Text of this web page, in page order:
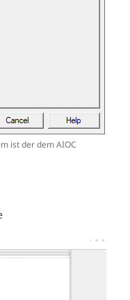
ist der dem AIOC